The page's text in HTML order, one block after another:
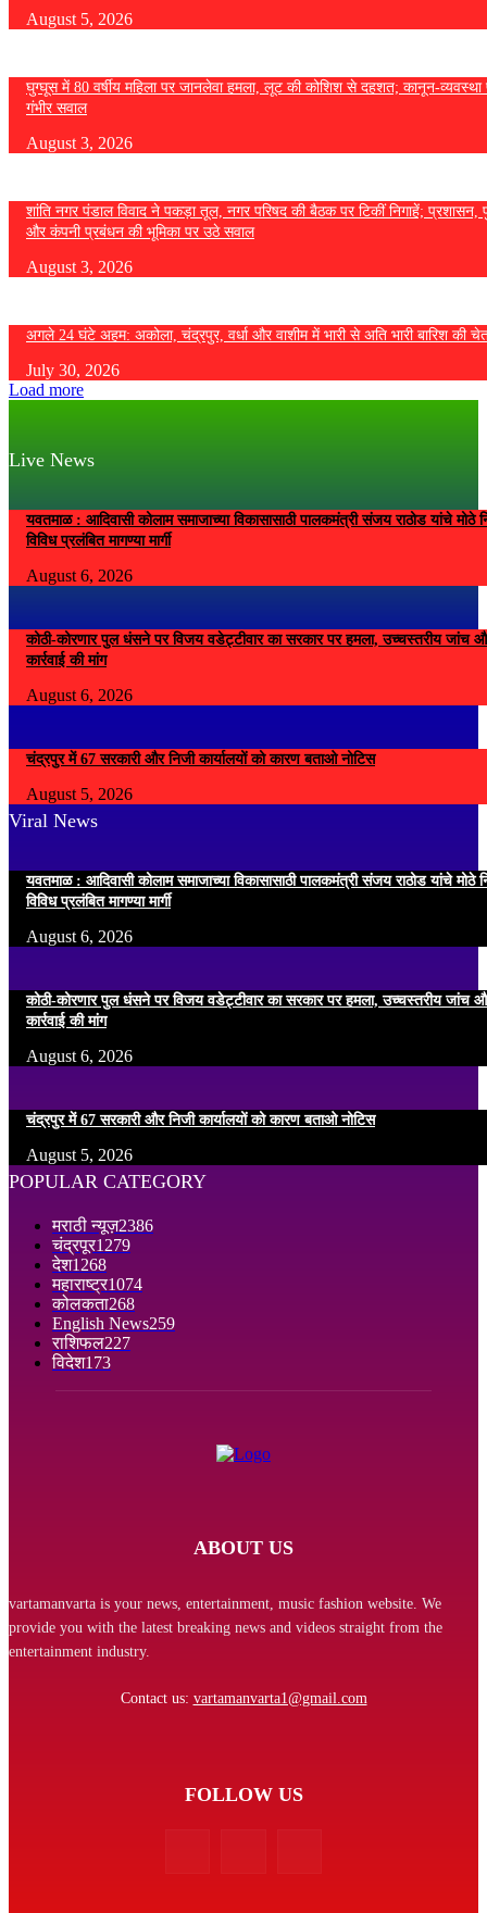
August 5, 2026
घुग्घूस में 80 वर्षीय महिला पर जानलेवा हमला, लूट की कोशिश से दहशत; कानून-व्यवस्था
गंभीर सवाल
August 3, 2026
शांति नगर पंडाल विवाद ने पकड़ा तूल, नगर परिषद की बैठक पर टिकीं निगाहें; प्रशासन,
और कंपनी प्रबंधन की भूमिका पर उठे सवाल
August 3, 2026
अगले 24 घंटे अहम: अकोला, चंद्रपुर, वर्धा और वाशीम में भारी से अति भारी बारिश की
July 30, 2026
Load more
Live News
यवतमाळ : आदिवासी कोलाम समाजाच्या विकासासाठी पालकमंत्री संजय राठोड यांचे मोठे
विविध प्रलंबित मागण्या मार्गी
August 6, 2026
कोठी-कोरणार पुल धंसने पर विजय वडेट्टीवार का सरकार पर हमला, उच्चस्तरीय जांच
कार्रवाई की मांग
August 6, 2026
चंद्रपुर में 67 सरकारी और निजी कार्यालयों को कारण बताओ नोटिस
August 5, 2026
Viral News
यवतमाळ : आदिवासी कोलाम समाजाच्या विकासासाठी पालकमंत्री संजय राठोड यांचे मोठे
विविध प्रलंबित मागण्या मार्गी
August 6, 2026
कोठी-कोरणार पुल धंसने पर विजय वडेट्टीवार का सरकार पर हमला, उच्चस्तरीय जांच
कार्रवाई की मांग
August 6, 2026
चंद्रपुर में 67 सरकारी और निजी कार्यालयों को कारण बताओ नोटिस
August 5, 2026
POPULAR CATEGORY
मराठी न्यूज़2386
चंद्रपूर1279
देश1268
महाराष्ट्र1074
कोलकता268
English News259
राशिफल227
विदेश173
ABOUT US
vartamanvarta is your news, entertainment, music fashion website. We
provide you with the latest breaking news and videos straight from the
entertainment industry.
Contact us: vartamanvarta1@gmail.com
FOLLOW US